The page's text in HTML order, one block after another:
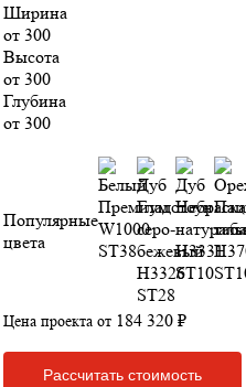
Ширина
от 300
Высота
от 300
Глубина
от 300
Популярные
цвета
Цена проекта от 184 320 ₽
Рассчитать стоимость